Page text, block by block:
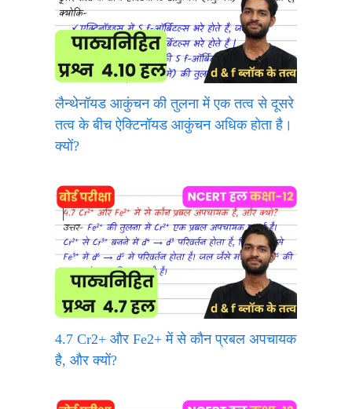
लैन्थेनॉयड आकुंचन की तुलना में एक तत्व से दूसरे
तत्व के बीच ऐक्टिनॉयड आकुंचन अधिक होता है।
क्यों?
4.7 Cr2+ और Fe2+ में से कौन प्रबल अपचायक
है, और क्यों?